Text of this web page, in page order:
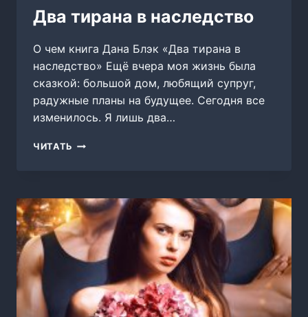
Два тирана в наследство
О чем книга Дана Блэк «Два тирана в
наследство» Ещё вчера моя жизнь была
сказкой: большой дом, любящий супруг,
радужные планы на будущее. Сегодня все
изменилось. Я лишь два…
ЧИТАТЬ ДВА